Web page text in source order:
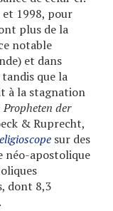
1998, pour
plus de la
notable
et dans
que la
à la stagnation
der
& Ruprecht,
sur des
néo-apostolique
dont 8,3